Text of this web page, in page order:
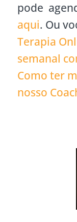
pode
aqui. Ou
Terapia
semanal
Como ter
nosso